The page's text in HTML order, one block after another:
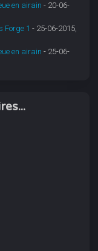
en airain - 20-06-
Forge 1 - 25-06-2015,
en airain - 25-06-